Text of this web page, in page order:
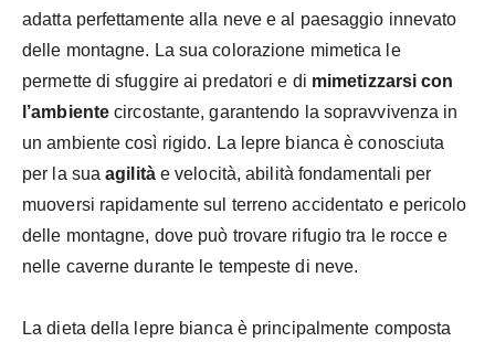
adatta perfettamente alla neve e al paesaggio innevato
delle montagne. La sua colorazione mimetica le
permette di sfuggire ai predatori e di mimetizzarsi con
l’ambiente circostante, garantendo la sopravvivenza in
un ambiente così rigido. La lepre bianca è conosciuta
per la suaagilitàe velocità, abilità fondamentali per
muoversi rapidamente sul terreno accidentato e pericolo
delle montagne, dove può trovare rifugio tra le rocce e
nelle caverne durante le tempeste di neve.
La dieta della lepre bianca è principalmente composta